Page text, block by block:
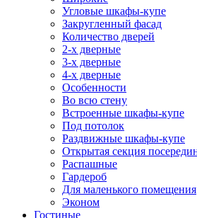
Угловые шкафы-купе
Закругленный фасад
Количество дверей
2-х дверные
3-х дверные
4-х дверные
Особенности
Во всю стену
Встроенные шкафы-купе
Под потолок
Раздвижные шкафы-купе
Открытая секция
Распашные
Гардероб
Для маленького помещения
Эконом
Гостиные